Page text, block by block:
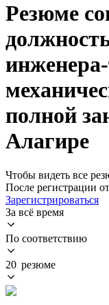
Резюме
полной
Алагире
Чтобы видеть все
После регистрации
Зарегистрироваться
За всё время
По соответствию
20 резюме